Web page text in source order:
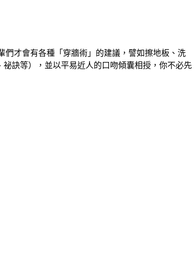
們才會有各種「穿牆術」的建議，譬如擦地板、洗
訣等），並以平易近人的口吻傾囊相授，你不必先